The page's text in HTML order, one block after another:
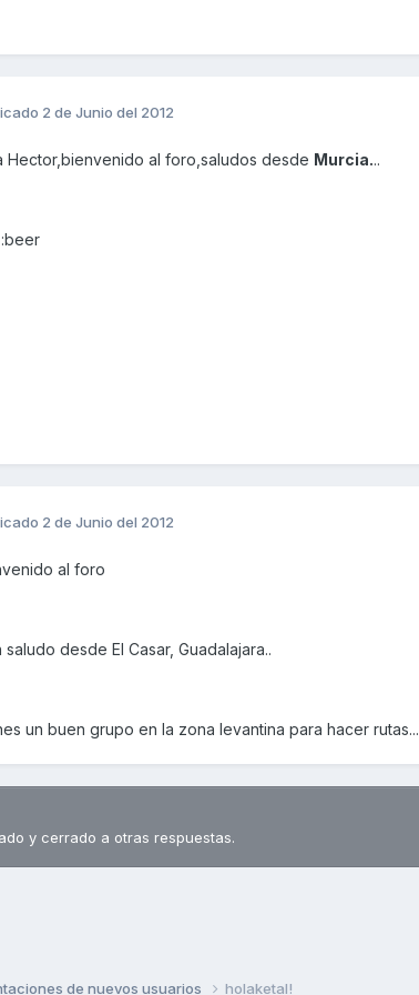
2 de Junio del 2012
Hector,bienvenido al foro,saludos desde Murcia...
2 de Junio del 2012
al foro
saludo desde El Casar, Guadalajara..
un buen grupo en la zona levantina para hacer rutas...
y cerrado a otras respuestas.
de nuevos usuarios holaketal!